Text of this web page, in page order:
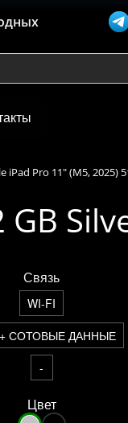
iPad Pro 11" (M5, 2025)
Связь
WI-FI
+ СОТОВЫЕ ДАННЫЕ
-
Цвет